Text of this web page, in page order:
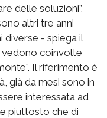
delle soluzioni”.
altri tre anni
diverse - spiega il
coinvolte
Il riferimento è
già da mesi sono in
interessata ad
piuttosto che di